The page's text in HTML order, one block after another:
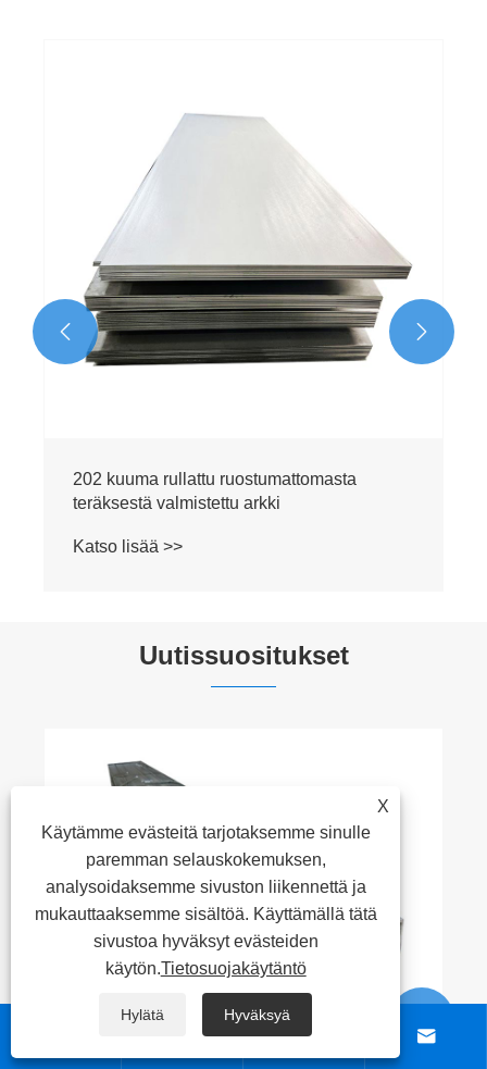
202 kuuma rullattu ruostumattomasta
teräksestä valmistettu arkki
Katso lisää >>
 
Uutissuositukset
 
X
Käytämme evästeitä tarjotaksemme sinulle
paremman selauskokemuksen,
analysoidaksemme sivuston liikennettä ja
mukauttaaksemme sisältöä. Käyttämällä tätä
sivustoa hyväksyt evästeiden
käytön.Tietosuojakäytäntö
Hylätä Hyväksyä